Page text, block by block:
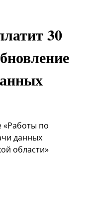
30
«Работы по
данных
области»